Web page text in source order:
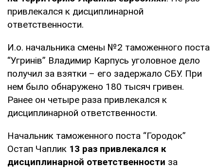
привлекался к дисциплинарной
ответственности.
И.о. начальника смены №2 таможенного поста
“Угринів” Владимир Карпусь уголовное дело
получил за взятки – его задержало СБУ. При
нем было обнаружено 180 тысяч гривен.
Ранее он четыре раза привлекался к
дисциплинарной ответственности.
Начальник таможенного поста “Городок”
Остап Чаплик 13 раз привлекался к
дисциплинарной ответственности за